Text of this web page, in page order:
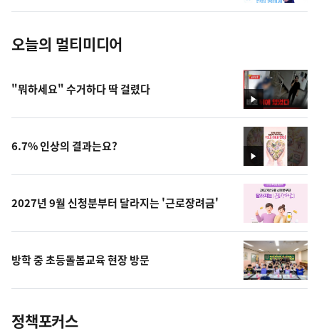
진
오늘의 멀티미디어
영
상
"뭐하세요" 수거하다 딱 걸렸다
영
상
6.7% 인상의 결과는요?
2027년 9월 신청분부터 달라지는 '근로장려금'
방학 중 초등돌봄교육 현장 방문
정책포커스